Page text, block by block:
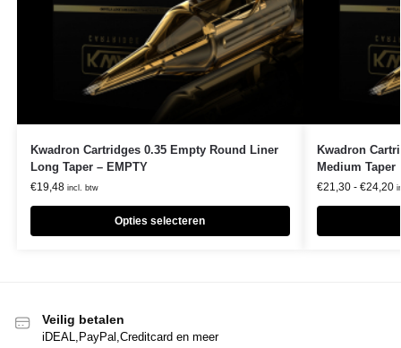
Kwadron Cartridges 0.35 Empty Round Liner
Long Taper – EMPTY
€19,48 incl. btw
Opties selecteren
Kwadron
Medium Taper
€21,30 - €24,20
Veilig betalen
iDEAL,PayPal,Creditcard en meer